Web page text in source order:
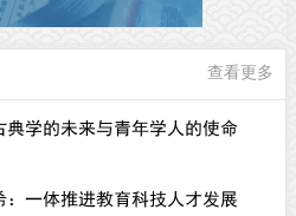
查看更多
典学的未来与青年学人的使命
：一体推进教育科技人才发展